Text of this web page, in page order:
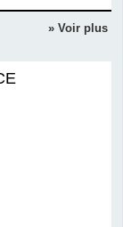
» Voir plus